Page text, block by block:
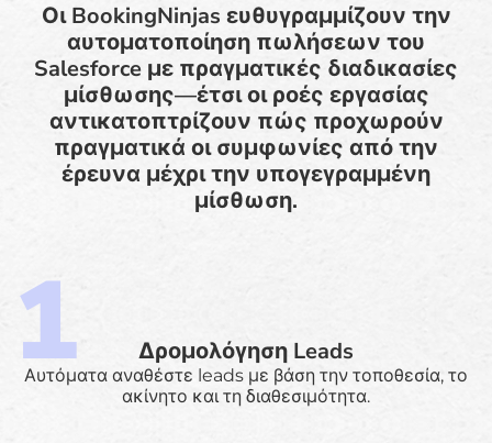
Οι BookingNinjas ευθυγραμμίζουν την
αυτοματοποίηση πωλήσεων του
Salesforce με πραγματικές διαδικασίες
μίσθωσης—έτσι οι ροές εργασίας
αντικατοπτρίζουν πώς προχωρούν
πραγματικά οι συμφωνίες από την
έρευνα μέχρι την υπογεγραμμένη
μίσθωση.
Δρομολόγηση Leads
Αυτόματα αναθέστε leads με βάση την τοποθεσία, το
ακίνητο και τη διαθεσιμότητα.